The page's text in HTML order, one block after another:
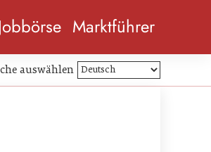
Marktführer
auswählen